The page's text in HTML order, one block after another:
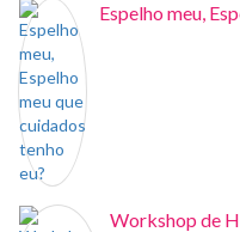
Espelho meu,
Workshop de